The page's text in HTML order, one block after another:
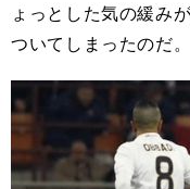
ょっとした気の緩み
ついてしまったのだ。